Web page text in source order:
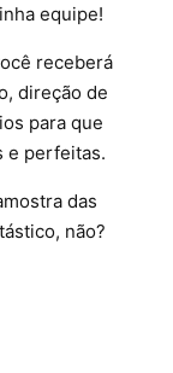
equipe!
receberá
direção de
para que
e perfeitas.
das
não?